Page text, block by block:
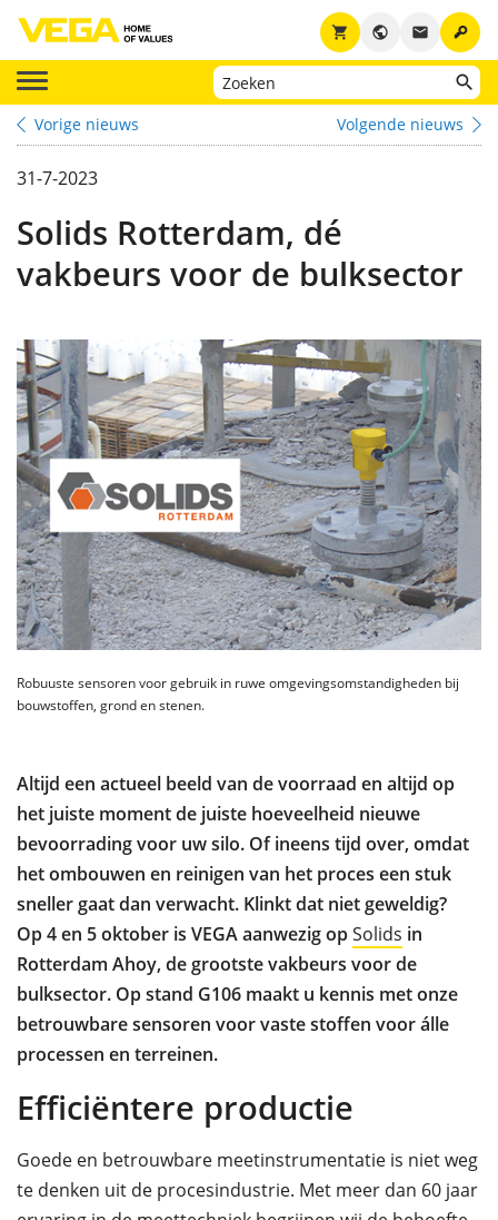
key
email
public
shopping_cart
Vorige nieuws Volgende nieuws
31-7-2023
Solids Rotterdam, dé
vakbeurs voor de bulksector
Robuuste sensoren voor gebruik in ruwe omgevingsomstandigheden bij
bouwstoffen, grond en stenen.
Altijd een actueel beeld van de voorraad en altijd op
het juiste moment de juiste hoeveelheid nieuwe
bevoorrading voor uw silo. Of ineens tijd over, omdat
het ombouwen en reinigen van het proces een stuk
sneller gaat dan verwacht. Klinkt dat niet geweldig?
Op 4 en 5 oktober is VEGA aanwezig opSolids in
Rotterdam Ahoy, de grootste vakbeurs voor de
bulksector. Op stand G106 maakt u kennis met onze
betrouwbare sensoren voor vaste stoffen voor álle
processen en terreinen.
Efficiëntere productie
Goede en betrouwbare meetinstrumentatie is niet weg
te denken uit de procesindustrie. Met meer dan 60 jaar